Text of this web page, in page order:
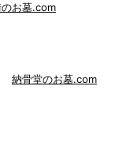
お墓.com
納骨堂のお墓.com